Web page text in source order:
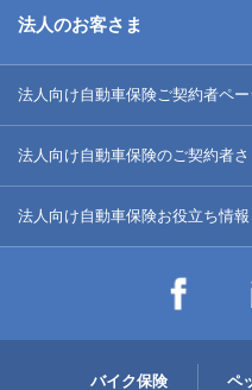
法人のお客さま
法人向け自動車保険ご契約者ペー
法人向け自動車保険のご契約者
法人向け自動車保険お役立ち情報
バイク保険 ペ